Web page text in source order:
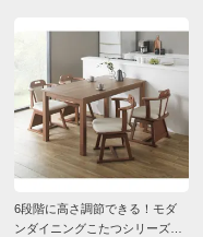
6段階に高さ調節できる！モダ
ンダイニングこたつシリーズ